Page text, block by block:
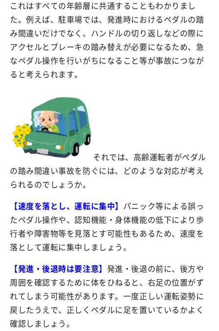
これはすべての年齢層に共通することもわかりまし
た。例えば、駐車場では、発進時におけるペダルの踏
み間違いだけでなく、ハンドルの切り返しなどの際に
アクセルとブレーキの踏み替えが必要になるため、急
なペダル操作を行いがちになること等が事故につなが
ると考えられます。
それでは、高齢運転者がペダル
の踏み間違い事故を防ぐには、どのような対応が考え
られるのでしょうか。
【速度を落とし、運転に集中】
パニック等による誤っ
たペダル操作や、認知機能・身体機能の低下により歩
行者や障害物等を見落とす可能性もあるため、速度を
落として運転に集中しましょう。
【発進・後退時は要注意】 発進・後退の前に、後方や
周囲を確認するために体をひねると、右足の位置がず
れてしまう可能性があります。一度正しい運転姿勢に
戻したうえで、正しくペダルに足を置いているかよく
確認しましょう。